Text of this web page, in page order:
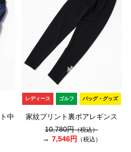
中
レディース ゴルフ バッグ・グッズ
家紋プリント裏ボアレギンス
10,780円（税込）
7,546円 （税込）